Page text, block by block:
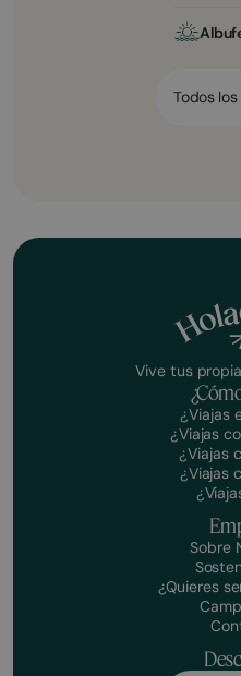
Todos
Vive tus
¿Viajas
¿Viajas
¿Viajas
¿Viajas
Sobre
¿Quieres